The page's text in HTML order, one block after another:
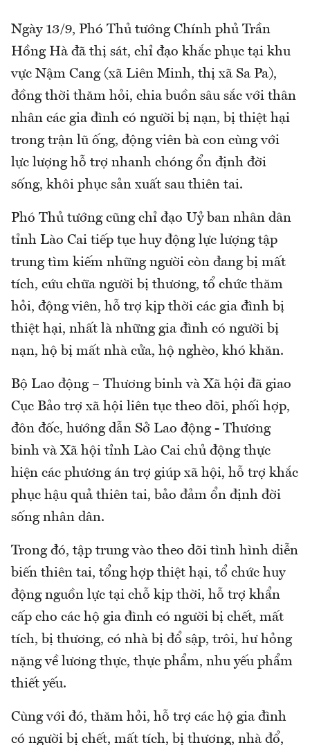
Ngày 13/9, Phó Thủ tướng Chính phủ Trần
Hồng Hà đã thị sát, chỉ đạo khắc phục tại khu
vực Nậm Cang (xã Liên Minh, thị xã Sa Pa),
đồng thời thăm hỏi, chia buồn sâu sắc với thân
nhân các gia đình có người bị nạn, bị thiệt hại
trong trận lũ ống, động viên bà con cùng với
lực lượng hỗ trợ nhanh chóng ổn định đời
sống, khôi phục sản xuất sau thiên tai.
Phó Thủ tướng cũng chỉ đạo Uỷ ban nhân dân
tỉnh Lào Cai tiếp tục huy động lực lượng tập
trung tìm kiếm những người còn đang bị mất
tích, cứu chữa người bị thương, tổ chức thăm
hỏi, động viên, hỗ trợ kịp thời các gia đình bị
thiệt hại, nhất là những gia đình có người bị
nạn, hộ bị mất nhà cửa, hộ nghèo, khó khăn.
Bộ Lao động – Thương binh và Xã hội đã giao
Cục Bảo trợ xã hội liên tục theo dõi, phối hợp,
đôn đốc, hướng dẫn Sở Lao động - Thương
binh và Xã hội tỉnh Lào Cai chủ động thực
hiện các phương án trợ giúp xã hội, hỗ trợ khắc
phục hậu quả thiên tai, bảo đảm ổn định đời
sống nhân dân.
Trong đó, tập trung vào theo dõi tình hình diễn
biến thiên tai, tổng hợp thiệt hại, tổ chức huy
động nguồn lực tại chỗ kịp thời, hỗ trợ khẩn
cấp cho các hộ gia đình có người bị chết, mất
tích, bị thương, có nhà bị đổ sập, trôi, hư hỏng
nặng về lương thực, thực phẩm, nhu yếu phẩm
thiết yếu.
Cùng với đó, thăm hỏi, hỗ trợ các hộ gia đình
có người bị chết, mất tích, bị thương, nhà đổ,